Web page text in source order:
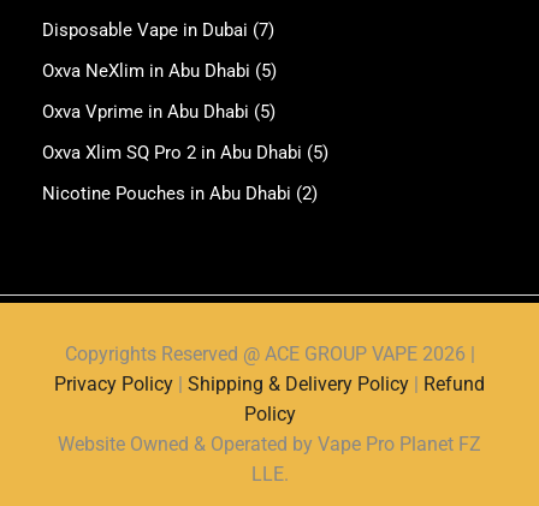
Disposable Vape in Dubai (7)
Oxva NeXlim in Abu Dhabi (5)
Oxva Vprime in Abu Dhabi (5)
Oxva Xlim SQ Pro 2 in Abu Dhabi (5)
Nicotine Pouches in Abu Dhabi (2)
Copyrights Reserved @ ACE GROUP VAPE 2026 |
Privacy Policy | Shipping & Delivery Policy | Refund
Policy
Website Owned & Operated by Vape Pro Planet FZ
LLE.